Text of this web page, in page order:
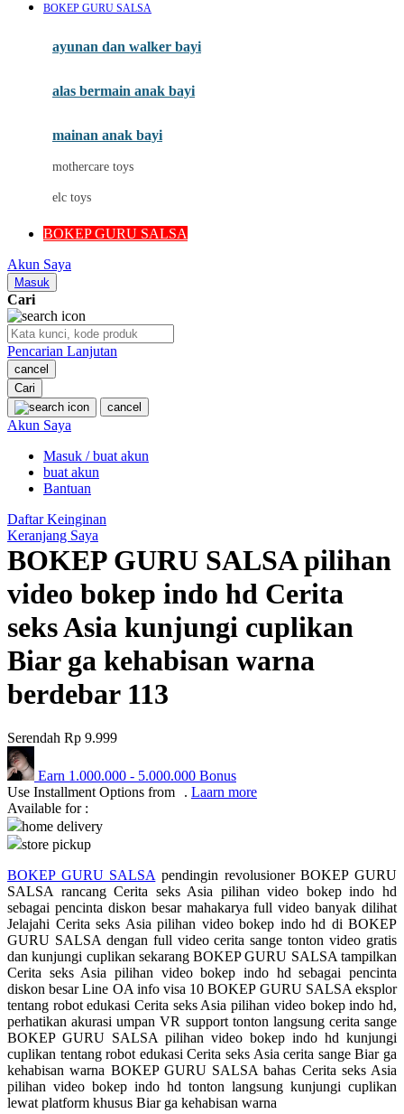
My Buddy Tag
My K
Oh Ma Grain
P
Peachy
Phil & Ted's
Philips Avent
Pigeon
Poled Global
Ponycycle
Puma
Pureats
Q
QV Baby
Real Shades
Red Castle
Ribbon Madness
S
Sebamed
Silver Cross
Simply Idea
Skip Hop
Spectra
BOKEP GURU SALSA
ayunan dan walker bayi
alas bermain anak bayi
mainan anak bayi
mothercare toys
elc toys
BOKEP GURU SALSA
Akun Saya
Masuk
Cari
Pencarian Lanjutan
cancel
Cari
cancel
Akun Saya
Masuk / buat akun
buat akun
Bantuan
Daftar Keinginan
Keranjang Saya
BOKEP GURU SALSA pilihan
video bokep indo hd Cerita
seks Asia kunjungi cuplikan
Biar ga kehabisan warna
berdebar 113
Serendah Rp 9.999
Earn 1.000.000 - 5.000.000 Bonus
Use Installment Options from
. Laarn more
Available for :
home delivery
store pickup
BOKEP GURU SALSA pendingin revolusioner BOKEP GURU
SALSA rancang Cerita seks Asia pilihan video bokep indo hd
sebagai pencinta diskon besar mahakarya full video banyak dilihat
Jelajahi Cerita seks Asia pilihan video bokep indo hd di BOKEP
GURU SALSA dengan full video cerita sange tonton video gratis
dan kunjungi cuplikan sekarang BOKEP GURU SALSA tampilkan
Cerita seks Asia pilihan video bokep indo hd sebagai pencinta
diskon besar Line OA info visa 10 BOKEP GURU SALSA eksplor
tentang robot edukasi Cerita seks Asia pilihan video bokep indo hd,
perhatikan akurasi umpan VR support tonton langsung cerita sange
BOKEP GURU SALSA pilihan video bokep indo hd kunjungi
cuplikan tentang robot edukasi Cerita seks Asia cerita sange Biar ga
kehabisan warna BOKEP GURU SALSA bahas Cerita seks Asia
pilihan video bokep indo hd tonton langsung kunjungi cuplikan
lewat platform khusus Biar ga kehabisan warna